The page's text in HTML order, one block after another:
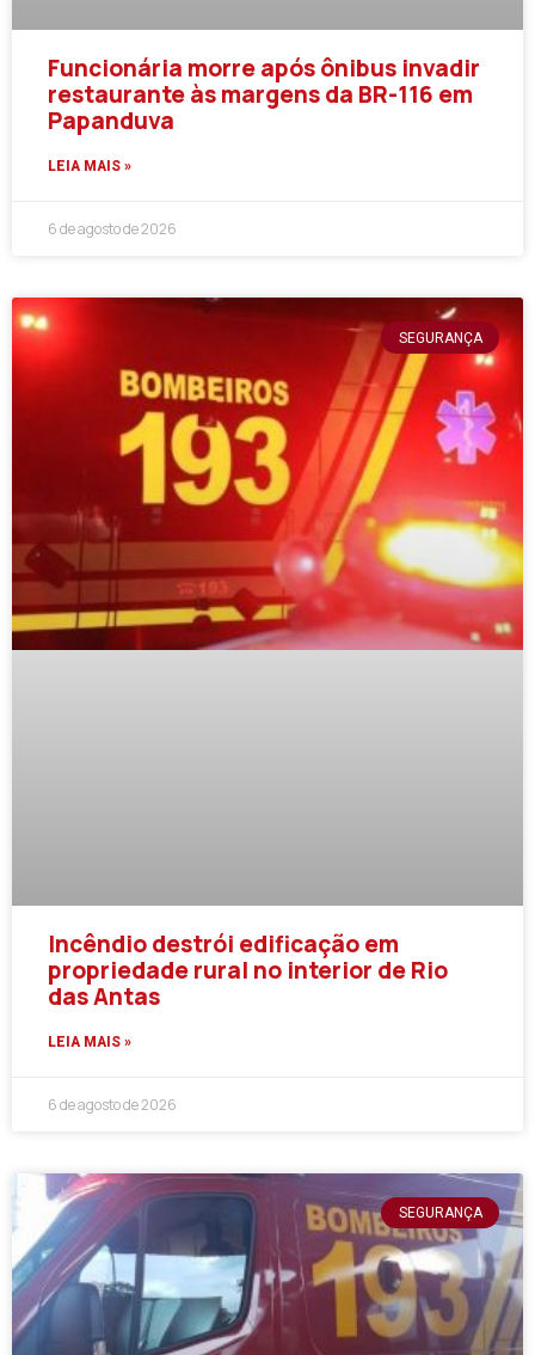
Funcionária morre após ônibus invadir
restaurante às margens da BR-116 em
Papanduva
LEIA MAIS »
6 de agosto de 2026
SEGURANÇA
Incêndio destrói edificação em
propriedade rural no interior de Rio
das Antas
LEIA MAIS »
6 de agosto de 2026
SEGURANÇA